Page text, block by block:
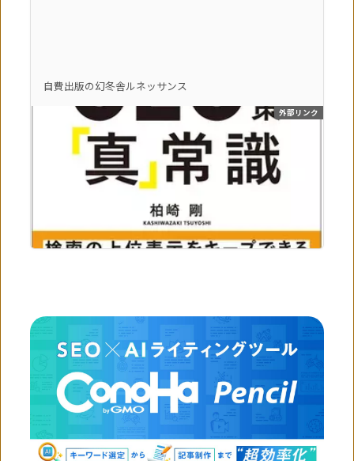
自費出版の幻冬舎ルネッサンス
外部リンク